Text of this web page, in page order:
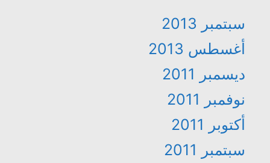
سبتمبر 2013
أغسطس 2013
ديسمبر 2011
نوفمبر 2011
أكتوبر 2011
سبتمبر 2011